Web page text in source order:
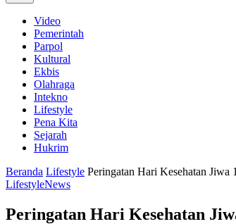
Video
Pemerintah
Parpol
Kultural
Ekbis
Olahraga
Intekno
Lifestyle
Pena Kita
Sejarah
Hukrim
Beranda Lifestyle Peringatan Hari Kesehatan Jiwa
LifestyleNews
Peringatan Hari Kesehatan